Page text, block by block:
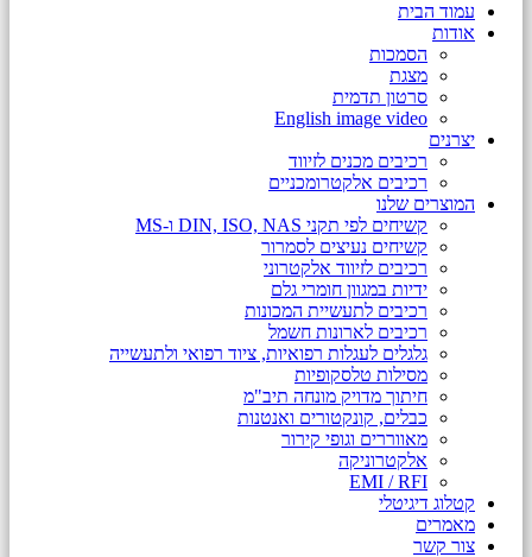
עמוד הבית
אודות
הסמכות
מצגת
סרטון תדמית
English image video
יצרנים
רכיבים מכנים לזיווד
רכיבים אלקטרומכניים
המוצרים שלנו
קשיחים לפי תקני DIN, ISO, NAS ו-MS
קשיחים נעיצים לסמרור
רכיבים לזיווד אלקטרוני
ידיות במגוון חומרי גלם
רכיבים לתעשיית המכונות
רכיבים לארונות חשמל
גלגלים לעגלות רפואיות, ציוד רפואי ולתעשייה
מסילות טלסקופיות
חיתוך מדויק מונחה תיב"מ
כבלים, קונקטורים ואנטנות
מאווררים וגופי קירור
אלקטרוניקה
EMI / RFI
קטלוג דיגיטלי
מאמרים
צור קשר